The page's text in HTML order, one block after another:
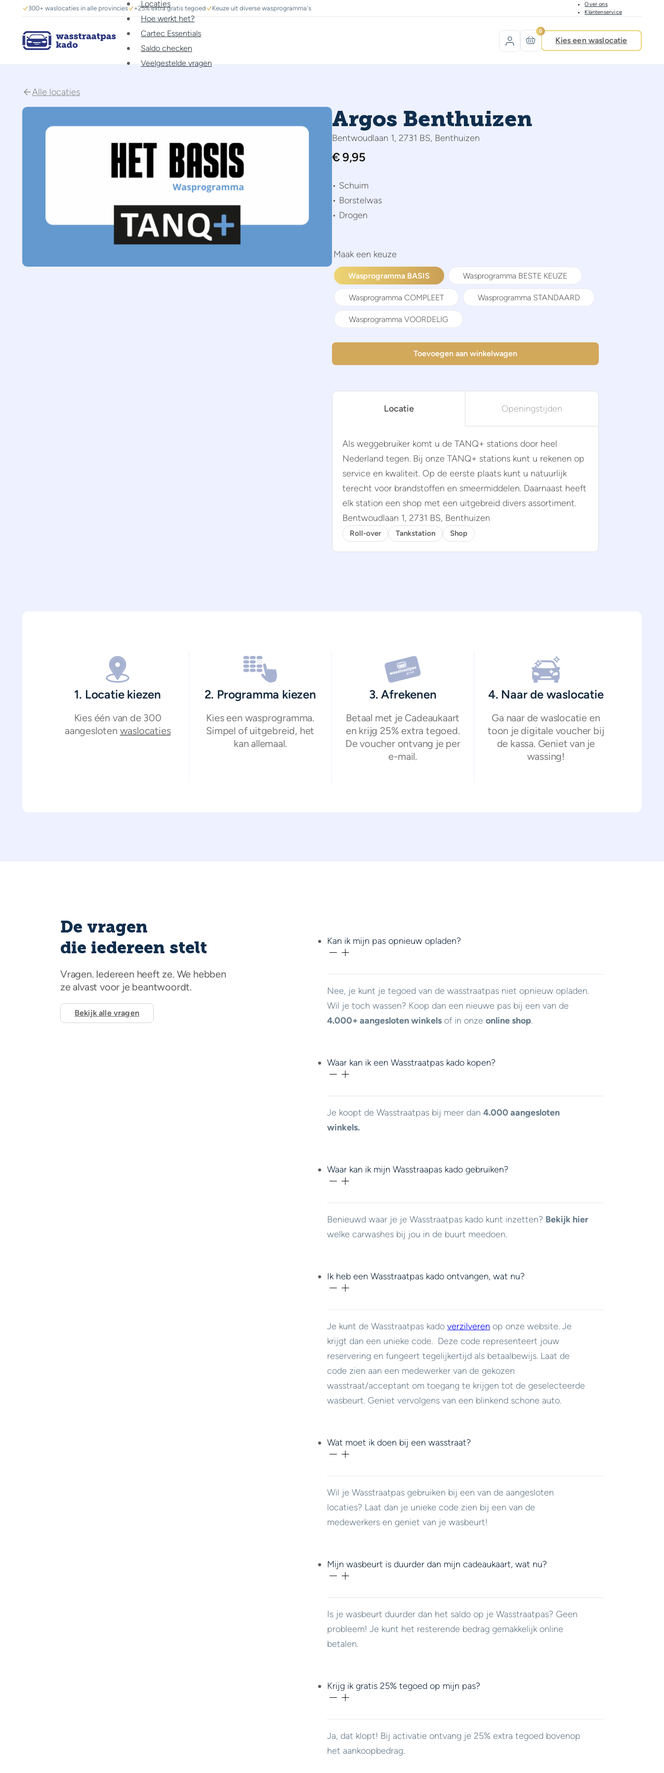
300+ waslocaties in alle provincies +25% extra gratis tegoed Keuze uit diverse wasprogramma's
Over ons
Klantenservice
Locaties
Hoe werkt het?
Cartec Essentials
Saldo checken
Veelgestelde vragen
0
Kies een waslocatie
Alle locaties
Argos Benthuizen
Bentwoudlaan 1, 2731 BS, Benthuizen
• Schuim
• Borstelwas
• Drogen
€9,95
Wasprogramma BASIS Wasprogramma BESTE KEUZE
Wasprogramma COMPLEET Wasprogramma STANDAARD
Wasprogramma VOORDELIG
Toevoegen aan winkelwagen
Locatie Openingstijden
Als weggebruiker komt u de TANQ+ stations door heel
Nederland tegen. Bij onze TANQ+ stations kunt u rekenen op
service en kwaliteit. Op de eerste plaats kunt u natuurlijk
terecht voor brandstoffen en smeermiddelen. Daarnaast heeft
elk station een shop met een uitgebreid divers assortiment.
Bentwoudlaan 1, 2731 BS, Benthuizen
Roll-over Tankstation Shop
1. Locatie kiezen
Kies één van de 300
aangesloten waslocaties
2. Programma kiezen
Kies een wasprogramma.
Simpel of uitgebreid, het
kan allemaal.
3. Afrekenen
Betaal met je Cadeaukaart
en krijg 25% extra tegoed.
De voucher ontvang je per
e-mail.
4. Naar de waslocatie
Ga naar de waslocatie en
toon je digitale voucher bij
de kassa. Geniet van je
wassing!
De vragen
die iedereen stelt
Vragen. Iedereen heeft ze. We hebben
ze alvast voor je beantwoordt.
Bekijk alle vragen
Kan ik mijn pas opnieuw opladen?
Nee, je kunt je tegoed van de wasstraatpas niet opnieuw opladen.
Wil je toch wassen? Koop dan een nieuwe pas bij een van de
4.000+ aangesloten winkels of in onze online shop.
Waar kan ik een Wasstraatpas kado kopen?
Je koopt de Wasstraatpas bij meer dan 4.000 aangesloten
winkels.
Waar kan ik mijn Wasstraapas kado gebruiken?
Benieuwd waar je je Wasstraatpas kado kunt inzetten? Bekijk hier
welke carwashes bij jou in de buurt meedoen.
Ik heb een Wasstraatpas kado ontvangen, wat nu?
Je kunt de Wasstraatpas kado verzilveren op onze website. Je
krijgt dan een unieke code. Deze code representeert jouw
reservering en fungeert tegelijkertijd als betaalbewijs. Laat de
code zien aan een medewerker van de gekozen
wasstraat/acceptant om toegang te krijgen tot de geselecteerde
wasbeurt. Geniet vervolgens van een blinkend schone auto.
Wat moet ik doen bij een wasstraat?
Wil je Wasstraatpas gebruiken bij een van de aangesloten
locaties? Laat dan je unieke code zien bij een van de
medewerkers en geniet van je wasbeurt!
Mijn wasbeurt is duurder dan mijn cadeaukaart, wat nu?
Is je wasbeurt duurder dan het saldo op je Wasstraatpas? Geen
probleem! Je kunt het resterende bedrag gemakkelijk online
betalen.
Krijg ik gratis 25% tegoed op mijn pas?
Ja, dat klopt! Bij activatie ontvang je 25% extra tegoed bovenop
het aankoopbedrag.